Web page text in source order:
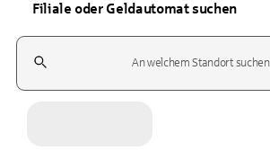
Filiale oder Geldautomat suchen
Suchfeld